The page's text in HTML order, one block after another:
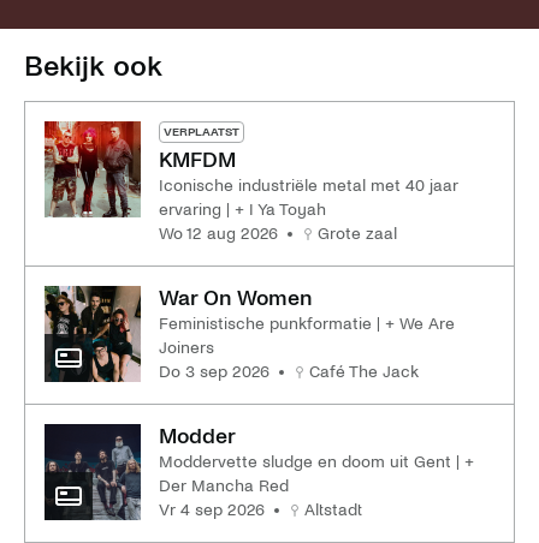
Bekijk ook
VERPLAATST
KMFDM
Iconische industriële metal met 40 jaar
ervaring | + I Ya Toyah
wo 12 aug 2026
Grote zaal
War On Women
Feministische punkformatie | + We Are
Joiners
do 3 sep 2026
Café The Jack
Modder
Moddervette sludge en doom uit Gent | +
Der Mancha Red
vr 4 sep 2026
Altstadt